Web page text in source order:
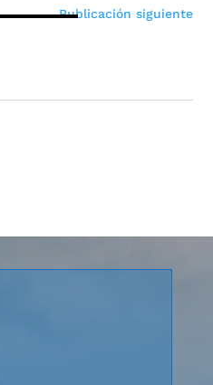
Publicación siguiente